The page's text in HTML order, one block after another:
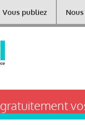
Vous publiez
gratuitement